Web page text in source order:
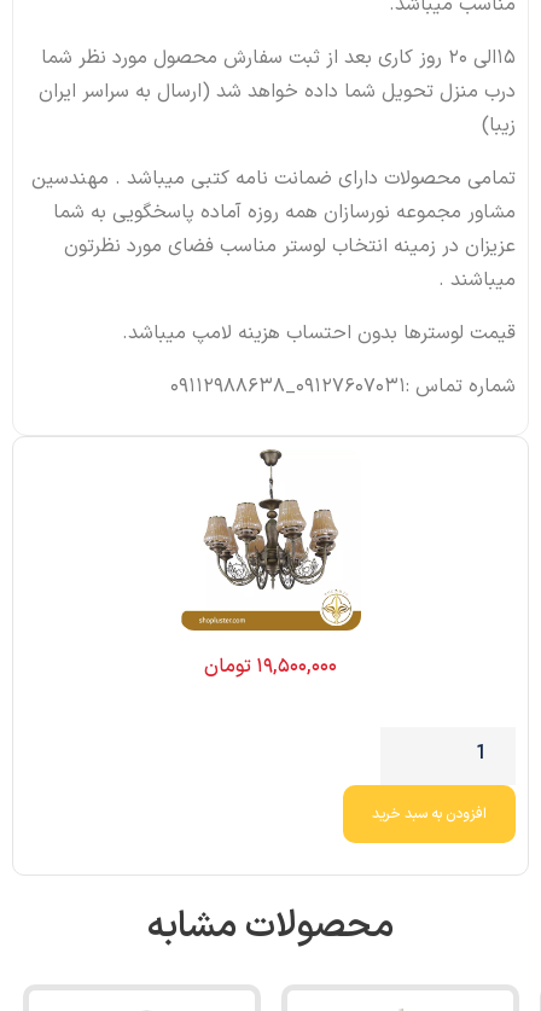
15الی 20 روز کاری بعد از ثبت سفارش محصول مورد نظر شما
درب منزل تحویل شما داده خواهد شد (ارسال به سراسر ایران
زیبا)
تمامی محصولات دارای ضمانت نامه کتبی میباشد . مهندسین
مشاور مجموعه نورسازان همه روزه آماده پاسخگویی به شما
عزیزان در زمینه انتخاب لوستر مناسب فضای مورد نظرتون
میباشند .
قیمت لوسترها بدون احتساب هزینه لامپ میباشد.
شماره تماس :09127607031_09112988638
۱۹,۵۰۰,۰۰۰ تومان
افزودن به سبد خرید
محصولات مشابه